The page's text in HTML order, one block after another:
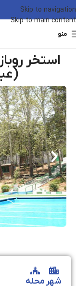
Skip to navigation
Skip to main content
منو
استخر
شهر محله